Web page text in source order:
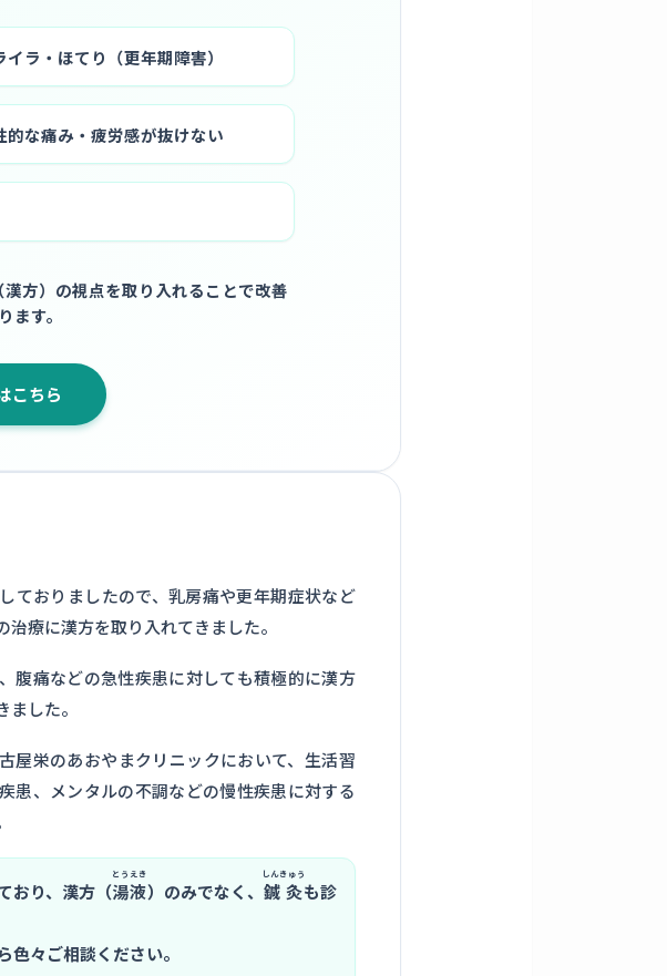
イラ・ほてり（更年期障害）
的な痛み・疲労感が抜けない
方）の視点を取り入れることで改善
す。
こちら
ておりましたので、乳房痛や更年期症状など
療に漢方を取り入れてきました。
腹痛などの急性疾患に対しても積極的に漢方
した。
屋栄のあおやまクリニックにおいて、生活習
患、メンタルの不調などの慢性疾患に対する
おり、漢方（湯液
とうえき
）のみでなく、 鍼灸
しんきゅう
も診
色々ご相談ください。